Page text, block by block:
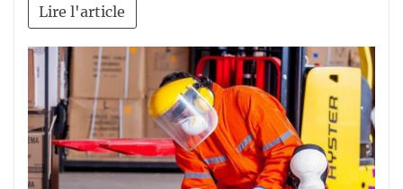
Lire l'article